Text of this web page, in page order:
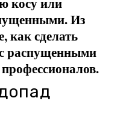
Из
как сделать
распущенными